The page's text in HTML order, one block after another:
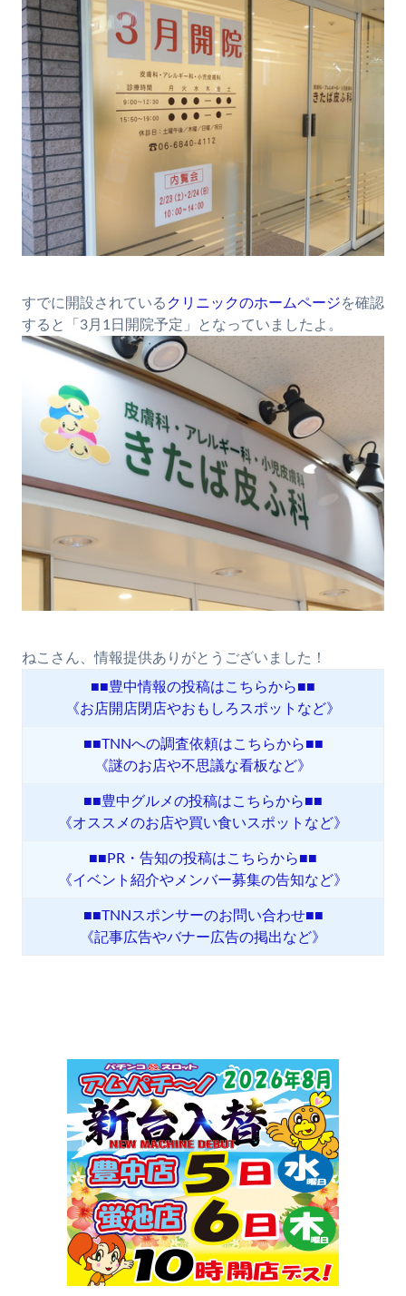
すでに開設されている クリニックのホームページを確認
すると「3月1日開院予定」となっていましたよ。
ねこさん、情報提供ありがとうございました！
■■豊中情報の投稿はこちらから■■
《お店開店閉店やおもしろスポットなど》
■■TNNへの調査依頼はこちらから■■
《謎のお店や不思議な看板など》
■■豊中グルメの投稿はこちらから■■
《オススメのお店や買い食いスポットなど》
■■PR・告知の投稿はこちらから■■
《イベント紹介やメンバー募集の告知など》
■■TNNスポンサーのお問い合わせ■■
《記事広告やバナー広告の掲出など》